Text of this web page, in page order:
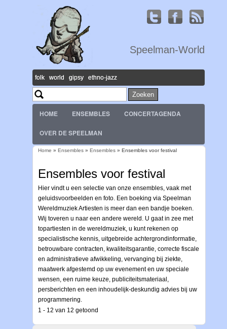
folk world gipsy ethno-jazz
Speelman-World
Zoekveld
Zoeken
HOME ENSEMBLES CONCERTAGENDA
OVER DE SPEELMAN
Home » Ensembles » Ensembles » Ensembles voor festival
Ensembles voor festival
Hier vindt u een selectie van onze ensembles, vaak met
geluidsvoorbeelden en foto. Een boeking via Speelman
Wereldmuziek Artiesten is meer dan een bandje boeken.
Wij toveren u naar een andere wereld. U gaat in zee met
topartiesten in de wereldmuziek, u kunt rekenen op
specialistische kennis, uitgebreide achtergrondinformatie,
betrouwbare contracten, kwaliteitsgarantie, correcte fiscale
en administratieve afwikkeling, vervanging bij ziekte,
maatwerk afgestemd op uw evenement en uw speciale
wensen, een ruime keuze, publiciteitsmateriaal,
persberichten en een inhoudelijk-deskundig advies bij uw
programmering.
1 - 12 van 12 getoond